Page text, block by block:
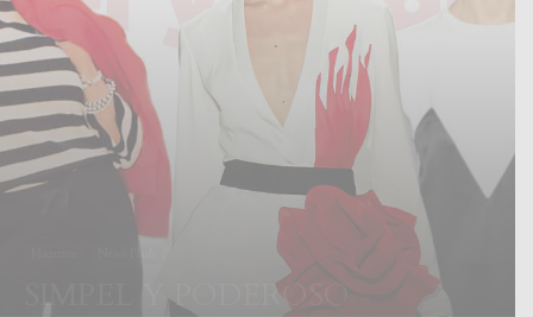
SIMPEL Y PODEROSO